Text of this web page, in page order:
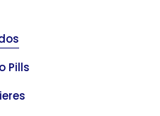
Pills